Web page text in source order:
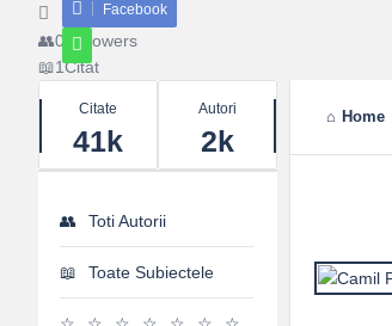
Share Facebook
0 Followers
1Citat
Home
Stats
Citate
41k
Autori
2k
Toti Autorii
Toate Subiectele